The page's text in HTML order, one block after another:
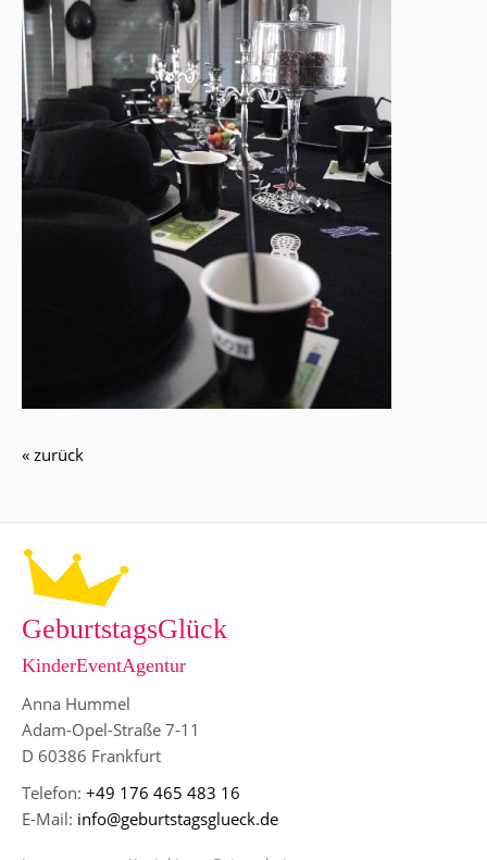
« zurück
GeburtstagsGlück
KinderEventAgentur
Anna Hummel
Adam-Opel-Straße 7-11
D 60386 Frankfurt
Telefon: +49 176 465 483 16
E-Mail: info@geburtstagsglueck.de